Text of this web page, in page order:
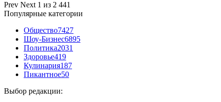
Prev Next 1 из 2 441
Популярные категории
Общество7427
Шоу-Бизнес6895
Политика2031
Здоровье419
Кулинария187
Пикантное50
Выбор редакции: